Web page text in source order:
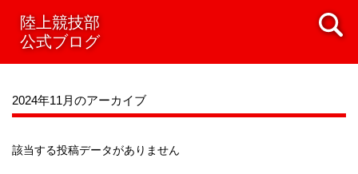
陸上競技部
公式ブログ
2024年11月のアーカイブ
該当する投稿データがありません
2021年08月
2021年07月
2021年04月
2021年03月
2020年12月2020年11月 2020年10月
2020年09月